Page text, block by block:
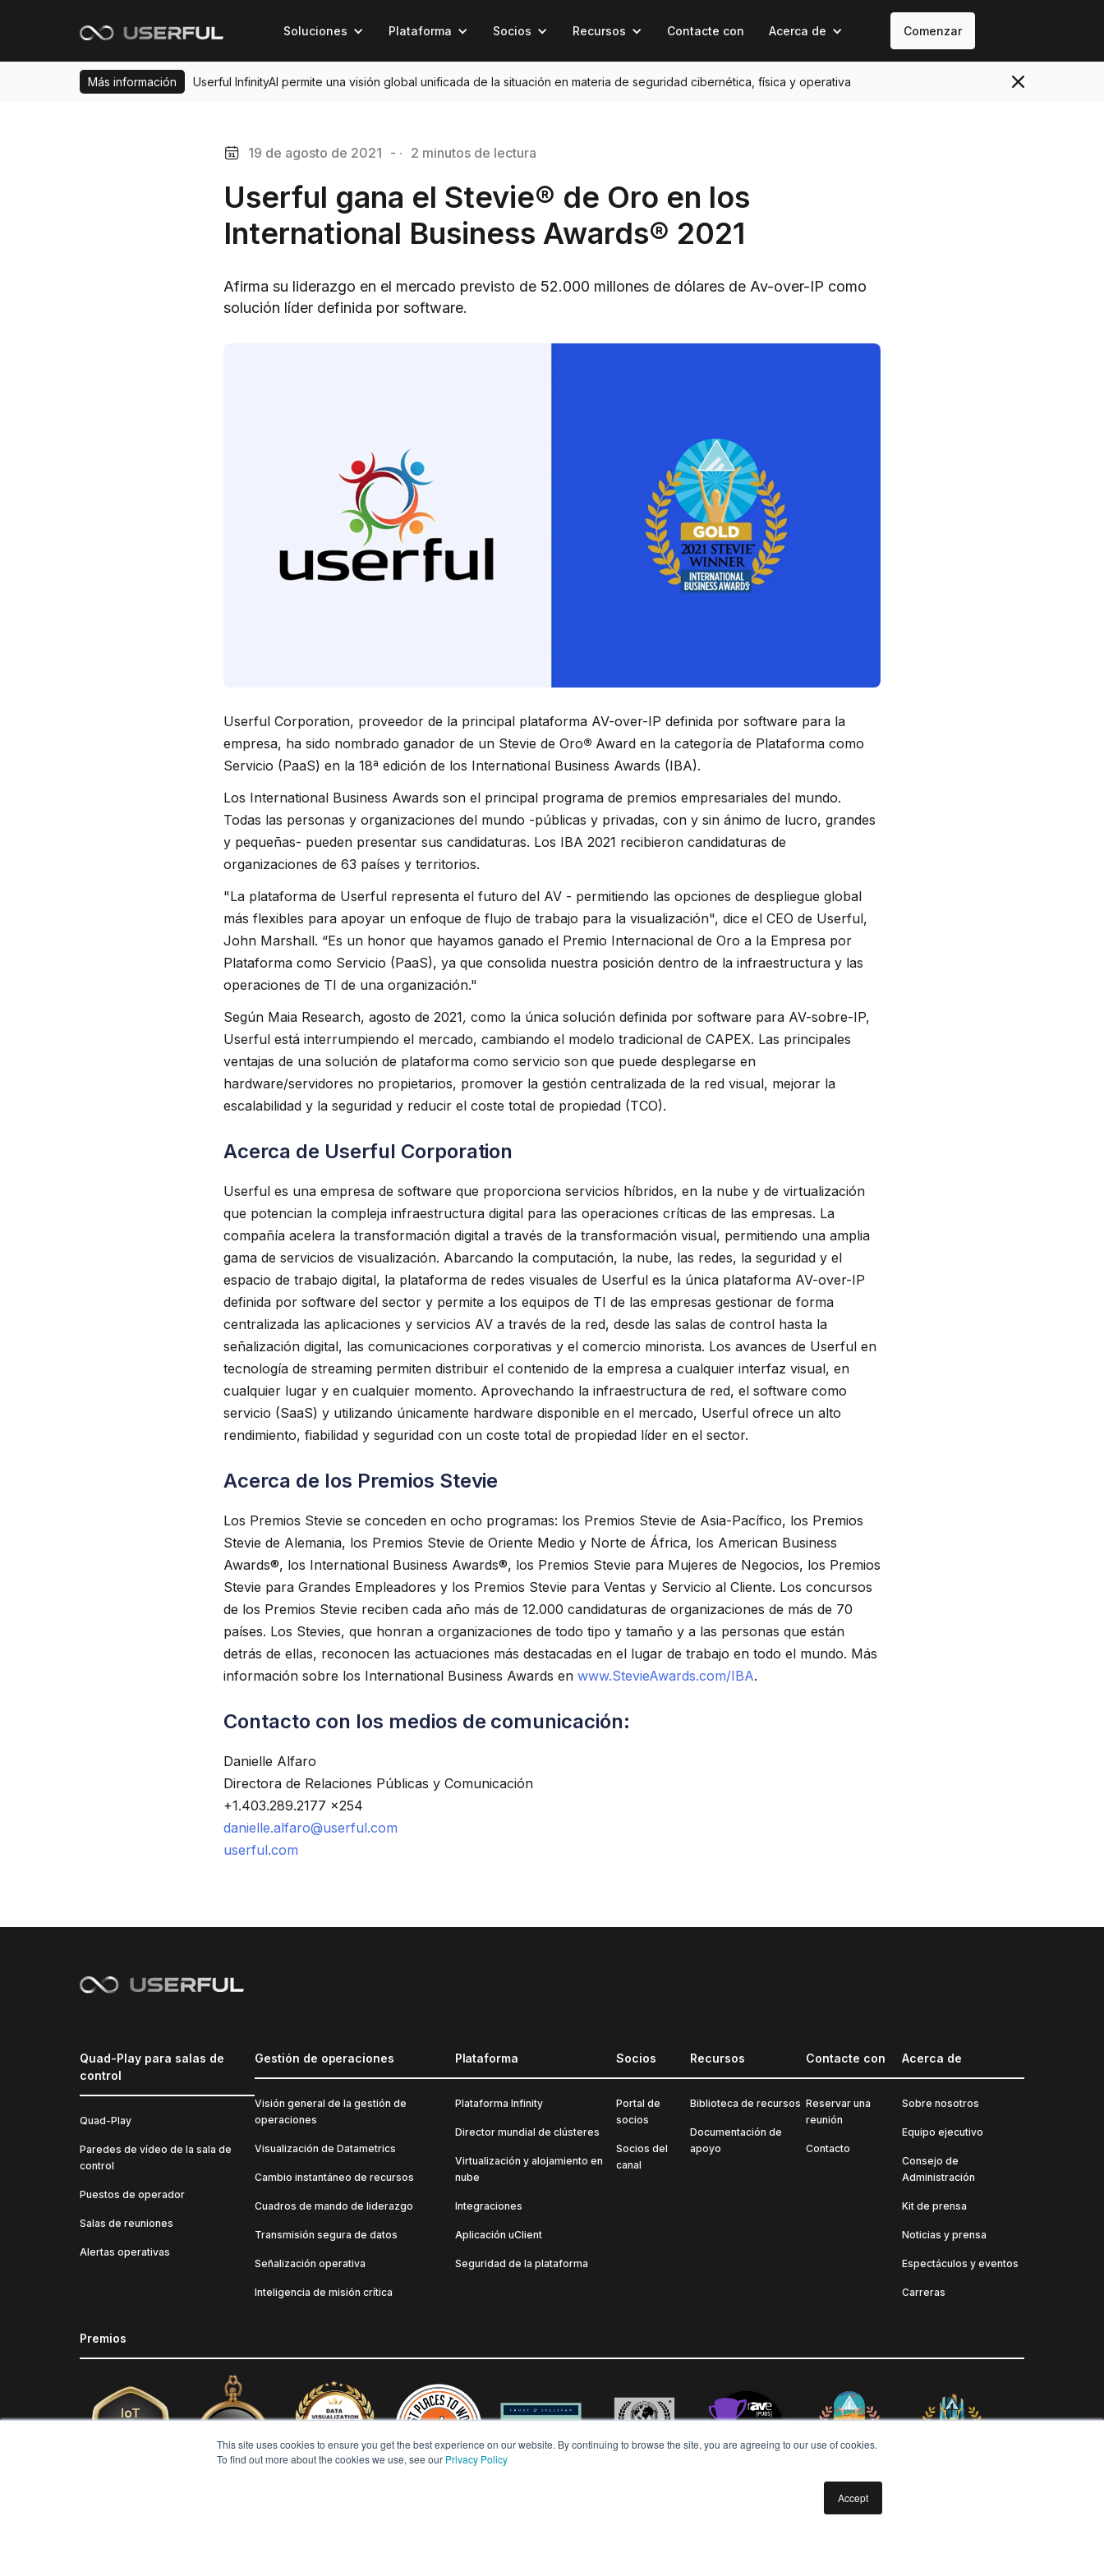
This site uses cookies to ensure you get the best experience on our website. By continuing to browse the site, you are agreeing to our use of cookies.
To find out more about the cookies we use, see our Privacy Policy
Accept
Soluciones Plataforma Socios Recursos Contacte con Acerca de Comenzar
Más información Userful InfinityAI permite una visión global unificada de la situación en materia de seguridad cibernética, física y operativa
19 de agosto de 2021 - · 2 minutos de lectura
Userful gana el Stevie® de Oro en los
International Business Awards® 2021
Afirma su liderazgo en el mercado previsto de 52.000 millones de dólares de Av-over-IP como
solución líder definida por software.
Userful Corporation, proveedor de la principal plataforma AV-over-IP definida por software para la
empresa, ha sido nombrado ganador de un Stevie de Oro® Award en la categoría de Plataforma como
Servicio (PaaS) en la 18ª edición de los International Business Awards (IBA).
Los International Business Awards son el principal programa de premios empresariales del mundo.
Todas las personas y organizaciones del mundo -públicas y privadas, con y sin ánimo de lucro, grandes
y pequeñas- pueden presentar sus candidaturas. Los IBA 2021 recibieron candidaturas de
organizaciones de 63 países y territorios.
"La plataforma de Userful representa el futuro del AV - permitiendo las opciones de despliegue global
más flexibles para apoyar un enfoque de flujo de trabajo para la visualización", dice el CEO de Userful,
John Marshall. “Es un honor que hayamos ganado el Premio Internacional de Oro a la Empresa por
Plataforma como Servicio (PaaS), ya que consolida nuestra posición dentro de la infraestructura y las
operaciones de TI de una organización."
Según Maia Research, agosto de 2021, como la única solución definida por software para AV-sobre-IP,
Userful está interrumpiendo el mercado, cambiando el modelo tradicional de CAPEX. Las principales
ventajas de una solución de plataforma como servicio son que puede desplegarse en
hardware/servidores no propietarios, promover la gestión centralizada de la red visual, mejorar la
escalabilidad y la seguridad y reducir el coste total de propiedad (TCO).
Acerca de Userful Corporation
Userful es una empresa de software que proporciona servicios híbridos, en la nube y de virtualización
que potencian la compleja infraestructura digital para las operaciones críticas de las empresas. La
compañía acelera la transformación digital a través de la transformación visual, permitiendo una amplia
gama de servicios de visualización. Abarcando la computación, la nube, las redes, la seguridad y el
espacio de trabajo digital, la plataforma de redes visuales de Userful es la única plataforma AV-over-IP
definida por software del sector y permite a los equipos de TI de las empresas gestionar de forma
centralizada las aplicaciones y servicios AV a través de la red, desde las salas de control hasta la
señalización digital, las comunicaciones corporativas y el comercio minorista. Los avances de Userful en
tecnología de streaming permiten distribuir el contenido de la empresa a cualquier interfaz visual, en
cualquier lugar y en cualquier momento. Aprovechando la infraestructura de red, el software como
servicio (SaaS) y utilizando únicamente hardware disponible en el mercado, Userful ofrece un alto
rendimiento, fiabilidad y seguridad con un coste total de propiedad líder en el sector.
Acerca de los Premios Stevie
Los Premios Stevie se conceden en ocho programas: los Premios Stevie de Asia-Pacífico, los Premios
Stevie de Alemania, los Premios Stevie de Oriente Medio y Norte de África, los American Business
Awards®, los International Business Awards®, los Premios Stevie para Mujeres de Negocios, los Premios
Stevie para Grandes Empleadores y los Premios Stevie para Ventas y Servicio al Cliente. Los concursos
de los Premios Stevie reciben cada año más de 12.000 candidaturas de organizaciones de más de 70
países. Los Stevies, que honran a organizaciones de todo tipo y tamaño y a las personas que están
detrás de ellas, reconocen las actuaciones más destacadas en el lugar de trabajo en todo el mundo. Más
información sobre los International Business Awards en www.StevieAwards.com/IBA.
Contacto con los medios de comunicación:
Danielle Alfaro
Directora de Relaciones Públicas y Comunicación
+1.403.289.2177 x254
danielle.alfaro@userful.com
userful.com
Quad-Play para salas de
control
Quad-Play
Paredes de vídeo de la sala de
control
Puestos de operador
Salas de reuniones
Alertas operativas
Gestión de operaciones
Visión general de la gestión de
operaciones
Visualización de Datametrics
Cambio instantáneo de recursos
Cuadros de mando de liderazgo
Transmisión segura de datos
Señalización operativa
Inteligencia de misión crítica
Plataforma
Plataforma Infinity
Director mundial de clústeres
Virtualización y alojamiento en
nube
Integraciones
Aplicación uClient
Seguridad de la plataforma
Socios
Portal de
socios
Socios del
canal
Recursos
Biblioteca de recursos
Documentación de
apoyo
Contacte con
Reservar una
reunión
Contacto
Acerca de
Sobre nosotros
Equipo ejecutivo
Consejo de
Administración
Kit de prensa
Noticias y prensa
Espectáculos y eventos
Carreras
Premios